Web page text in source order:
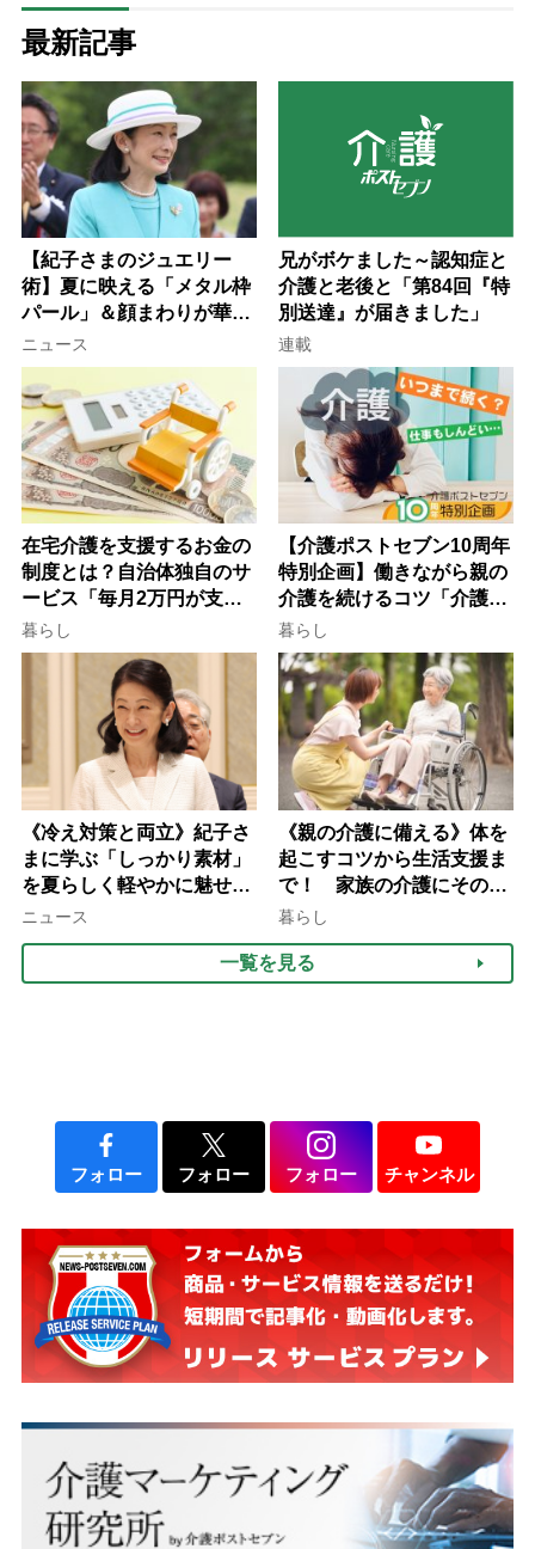
最新記事
【紀子さまのジュエリー
術】夏に映える「メタル枠
パール」＆顔まわりが華や
ぐ「揺れる一粒」の使い分
け方
ニュース
兄がボケました～認知症と
介護と老後と「第84回『特
別送達』が届きました」
連載
在宅介護を支援するお金の
制度とは？自治体独自のサ
ービス「毎月2万円が支給
される」ケースも【FP解
説】
暮らし
【介護ポストセブン10周年
特別企画】働きながら親の
介護を続けるコツ「介護は
10年以上続くことも…3つ
のフェーズに分けて考えて
みよう」【社会福祉士解
説】
暮らし
《冷え対策と両立》紀子さ
まに学ぶ「しっかり素材」
を夏らしく軽やかに魅せる
3つの着こなし法則
ニュース
《親の介護に備える》体を
起こすコツから生活支援ま
で！ 家族の介護にそのま
ま活かせる2つの資格
暮らし
一覧を見る
フォロー フォロー フォロー チャンネル